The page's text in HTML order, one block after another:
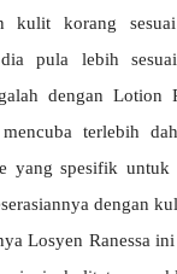
kulit korang
dia pula lebih
dengan Lotion
terlebih
yang spesifik untuk
dengan
Losyen Ranessa